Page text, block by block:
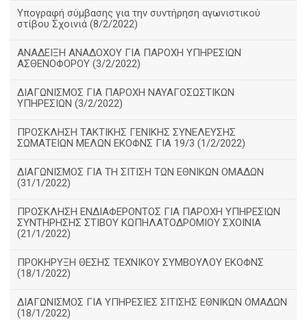
Υπογραφή σύμβασης για την συντήρηση αγωνιστικού
στίβου Σχοινιά (8/2/2022)
ΑΝΑΔΕΙΞΗ ΑΝΑΔΟΧΟΥ ΓΙΑ ΠΑΡΟΧΗ ΥΠΗΡΕΣΙΩΝ
ΑΣΘΕΝΟΦΟΡΟΥ (3/2/2022)
ΔΙΑΓΩΝΙΣΜΟΣ ΓΙΑ ΠΑΡΟΧΗ ΝΑΥΑΓΟΣΩΣΤΙΚΩΝ
ΥΠΗΡΕΣΙΩΝ (3/2/2022)
ΠΡΟΣΚΛΗΣΗ ΤΑΚΤΙΚΗΣ ΓΕΝΙΚΗΣ ΣΥΝΕΛΕΥΣΗΣ
ΣΩΜΑΤΕΙΩΝ ΜΕΛΩΝ ΕΚΟΦΝΣ ΓΙΑ 19/3 (1/2/2022)
ΔΙΑΓΩΝΙΣΜΟΣ ΓΙΑ ΤΗ ΣΙΤΙΣΗ ΤΩΝ ΕΘΝΙΚΩΝ ΟΜΑΔΩΝ
(31/1/2022)
ΠΡΟΣΚΛΗΣΗ ΕΝΔΙΑΦΕΡΟΝΤΟΣ ΓΙΑ ΠΑΡΟΧΗ ΥΠΗΡΕΣΙΩΝ
ΣΥΝΤΗΡΗΣΗΣ ΣΤΙΒΟΥ ΚΩΠΗΛΑΤΟΔΡΟΜΙΟΥ ΣΧΟΙΝΙΑ
(21/1/2022)
ΠΡΟΚΗΡΥΞΗ ΘΕΣΗΣ ΤΕΧΝΙΚΟΥ ΣΥΜΒΟΥΛΟΥ ΕΚΟΦΝΣ
(18/1/2022)
ΔΙΑΓΩΝΙΣΜΟΣ ΓΙΑ ΥΠΗΡΕΣΙΕΣ ΣΙΤΙΣΗΣ ΕΘΝΙΚΩΝ ΟΜΑΔΩΝ
(18/1/2022)